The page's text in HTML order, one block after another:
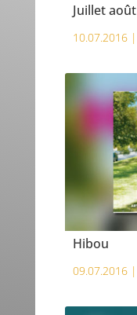
Juillet août
10.07.2016 |
Hibou
09.07.2016 |